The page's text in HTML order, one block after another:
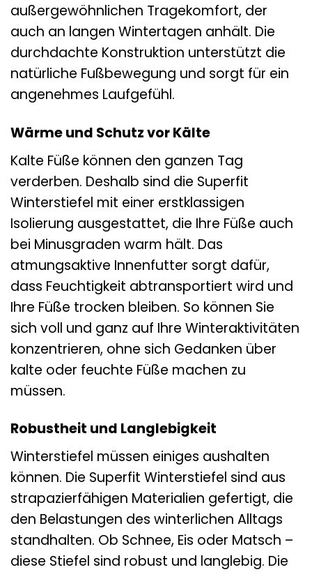
außergewöhnlichen Tragekomfort, der
auch an langen Wintertagen anhält. Die
durchdachte Konstruktion unterstützt die
natürliche Fußbewegung und sorgt für ein
angenehmes Laufgefühl.
Wärme und Schutz vor Kälte
Kalte Füße können den ganzen Tag
verderben. Deshalb sind die Superfit
Winterstiefel mit einer erstklassigen
Isolierung ausgestattet, die Ihre Füße auch
bei Minusgraden warm hält. Das
atmungsaktive Innenfutter sorgt dafür,
dass Feuchtigkeit abtransportiert wird und
Ihre Füße trocken bleiben. So können Sie
sich voll und ganz auf Ihre Winteraktivitäten
konzentrieren, ohne sich Gedanken über
kalte oder feuchte Füße machen zu
müssen.
Robustheit und Langlebigkeit
Winterstiefel müssen einiges aushalten
können. Die Superfit Winterstiefel sind aus
strapazierfähigen Materialien gefertigt, die
den Belastungen des winterlichen Alltags
standhalten. Ob Schnee, Eis oder Matsch –
diese Stiefel sind robust und langlebig. Die